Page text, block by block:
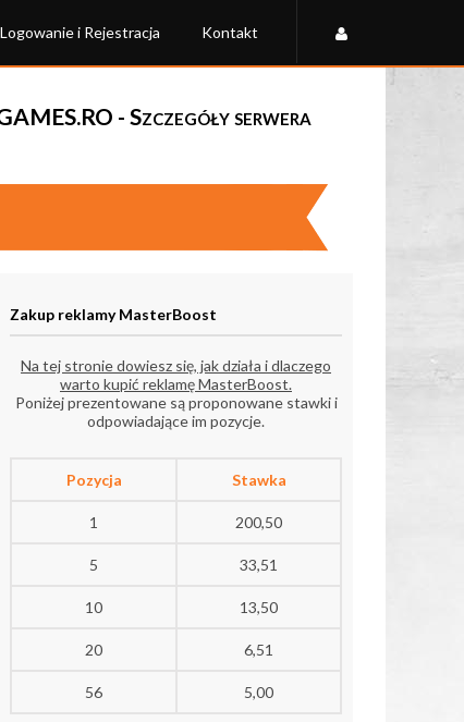
Logowanie i Rejestracja Kontakt
- Szczegóły serwera
Zakup reklamy MasterBoost
Na tej stronie dowiesz się, jak działa i dlaczego
warto kupić reklamę MasterBoost.
Poniżej prezentowane są proponowane stawki i
odpowiadające im pozycje.
Pozycja Stawka
1 200,50
5 33,51
10 13,50
20 6,51
56 5,00